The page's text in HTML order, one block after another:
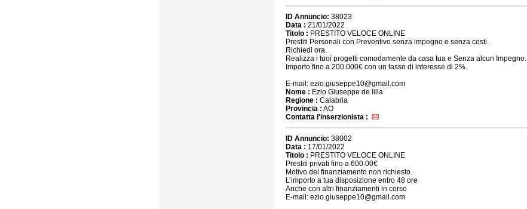
ID Annuncio: 38023
Data : 21/01/2022
Titolo : PRESTITO VELOCE ONLINE
Prestiti Personali con Preventivo senza impegno e senza costi.
Richiedi ora.
Realizza i tuoi progetti comodamente da casa tua e Senza alcun Impegno.
Importo fino a 200.000€ con un tasso di interesse di 2%.
E-mail: ezio.giuseppe10@gmail.com
Nome : Ezio Giuseppe de lilla
Regione : Calabria
Provincia : AO
Contatta l'inserzionista :
ID Annuncio: 38002
Data : 17/01/2022
Titolo : PRESTITO VELOCE ONLINE
Prestiti privati fino a 600.00€
Motivo del finanziamento non richiesto.
L’importo a tua disposizione entro 48 ore
Anche con altri finanziamenti in corso
E-mail: ezio.giuseppe10@gmail.com